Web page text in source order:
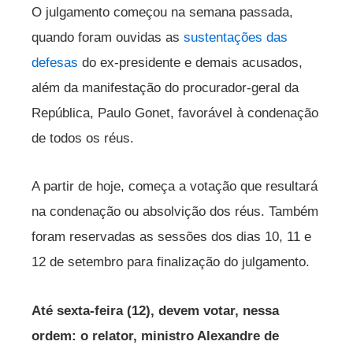
O julgamento começou na semana passada,
quando foram ouvidas as sustentações das
defesas do ex-presidente e demais acusados,
além da manifestação do procurador-geral da
República, Paulo Gonet, favorável à condenação
de todos os réus.
A partir de hoje, começa a votação que resultará
na condenação ou absolvição dos réus. Também
foram reservadas as sessões dos dias 10, 11 e
12 de setembro para finalização do julgamento.
Até sexta-feira (12), devem votar, nessa
ordem: o relator, ministro Alexandre de